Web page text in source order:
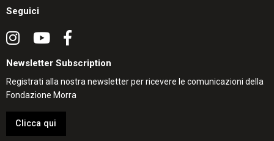
Seguici
Newsletter Subscription
Registrati alla nostra newsletter per ricevere le comunicazioni della
Fondazione Morra
Clicca qui